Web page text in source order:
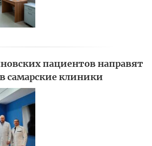
пациентов направят
самарские клиники